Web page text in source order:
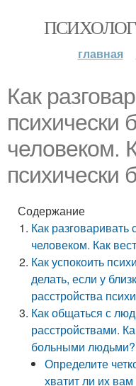
главная
Как
психически
человеком.
психически
Содержание
Как
человеком. Как
Как успокоить
делать, если у
расстройства
Как общаться с
расстройствами.
больными людьми?
Определите
хватит ли их